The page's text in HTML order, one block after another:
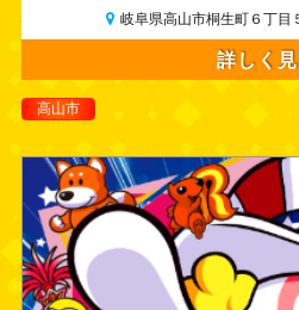
岐阜県高山市桐生町６丁目
詳しく
高山市